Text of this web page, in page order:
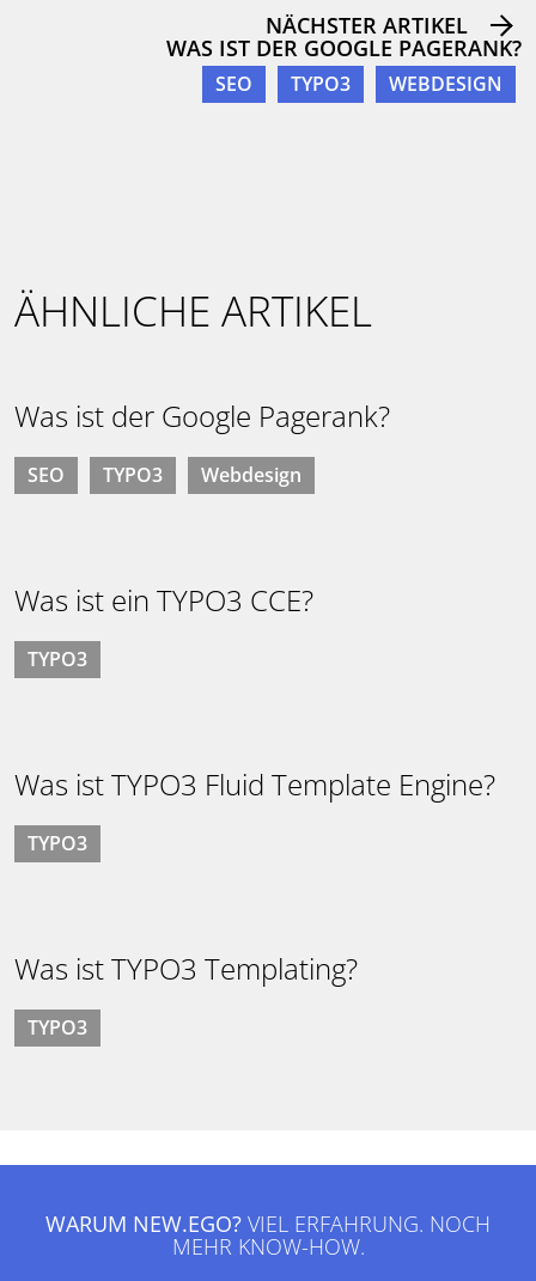
NÄCHSTER ARTIKEL
WAS IST DER GOOGLE PAGERANK?
SEO TYPO3 WEBDESIGN
ÄHNLICHE ARTIKEL
Was ist der Google Pagerank?
SEO TYPO3 Webdesign
Was ist ein TYPO3 CCE?
TYPO3
Was ist TYPO3 Fluid Template Engine?
TYPO3
Was ist TYPO3 Templating?
TYPO3
WARUM NEW.EGO? VIEL ERFAHRUNG. NOCH
MEHR KNOW-HOW.